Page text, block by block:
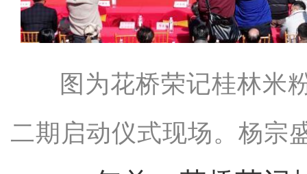
图为花桥荣记桂林米
二期启动仪式现场。杨宗